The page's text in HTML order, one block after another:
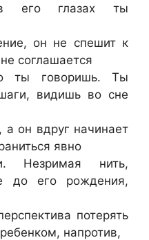
его глазах ты
он не спешит к
соглашается
ты говоришь. Ты
видишь во сне
а он вдруг начинает
явно
Незримая нить,
до его рождения,
потерять
напротив,